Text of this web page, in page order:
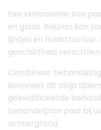
Een skinbooster kan
en glans. Rejuran kan
lijntjes en
geschiktheid
Combineer
Bespreek dit altijd
gekwalificeerde
behandelplan past bij
achtergrond.